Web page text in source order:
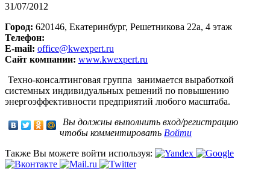
31/07/2012
Город: 620146, Екатеринбург, Решетникова 22а, 4 этаж
Телефон:
E-mail: office@kwexpert.ru
Сайт компании: www.kwexpert.ru
Техно-консалтинговая группа занимается выработкой
системных индивидуальных решений по повышению
энергоэффективности предприятий любого масштаба.
Вы должны выполнить вход/регистрацию
чтобы комментировать Войти
Также Вы можете войти используя: